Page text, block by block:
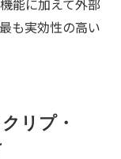
も実効性の高い
リプ・